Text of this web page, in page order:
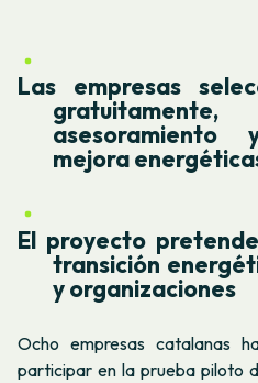
Las empresas
mejora
El proyecto
transición
y organizaciones
Ocho empresas catalanas
participar en la prueba piloto